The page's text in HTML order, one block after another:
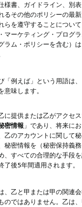
様書、ガイドライン、別
るその他のポリシーの最
らを遵守することにつ
マーケティング・プログ
ラム・ポリシーを含む）
「例えば」という用語は
味します。
に提供または乙がアクセ
密情報 」であり、将来に
乙のアカウントに関して
秘密情報を（秘密保持義
、すべての合理的な手段
後5年間適用されます。
、乙と甲または甲の関連
のではありません。乙は